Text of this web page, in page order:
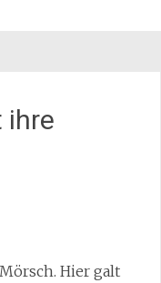
ihre
Hier galt